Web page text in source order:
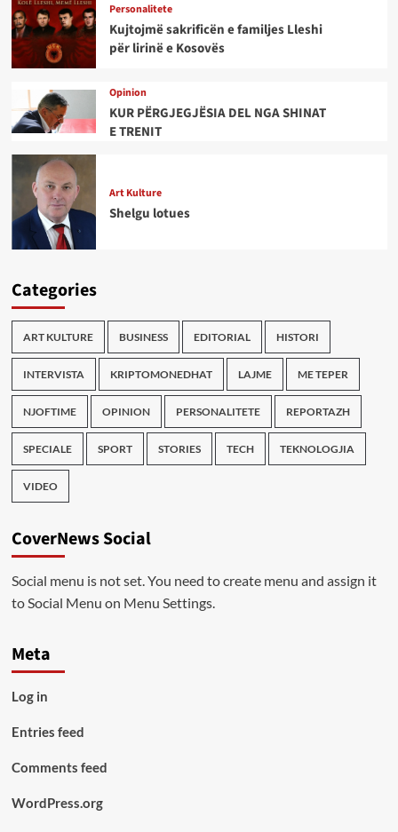
Personalitete
Kujtojmë sakrificën e familjes Lleshi
për lirinë e Kosovës
Opinion
KUR PËRGJEGJËSIA DEL NGA SHINAT
E TRENIT
Art Kulture
Shelgu lotues
Categories
ART KULTURE BUSINESS EDITORIAL HISTORI
INTERVISTA KRIPTOMONEDHAT LAJME ME TEPER
NJOFTIME OPINION PERSONALITETE REPORTAZH
SPECIALE SPORT STORIES TECH TEKNOLOGJIA
VIDEO
CoverNews Social
Social menu is not set. You need to create menu and assign it
to Social Menu on Menu Settings.
Meta
Log in
Entries feed
Comments feed
WordPress.org